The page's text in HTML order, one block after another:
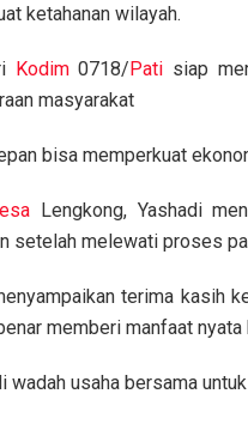
ketahanan wilayah.
Kodim0718/Pati siap
masyarakat
bisa memperkuat
Lengkong, Yashadi
setelah melewati proses
terima kasih
memberi manfaat
wadah usaha bersama